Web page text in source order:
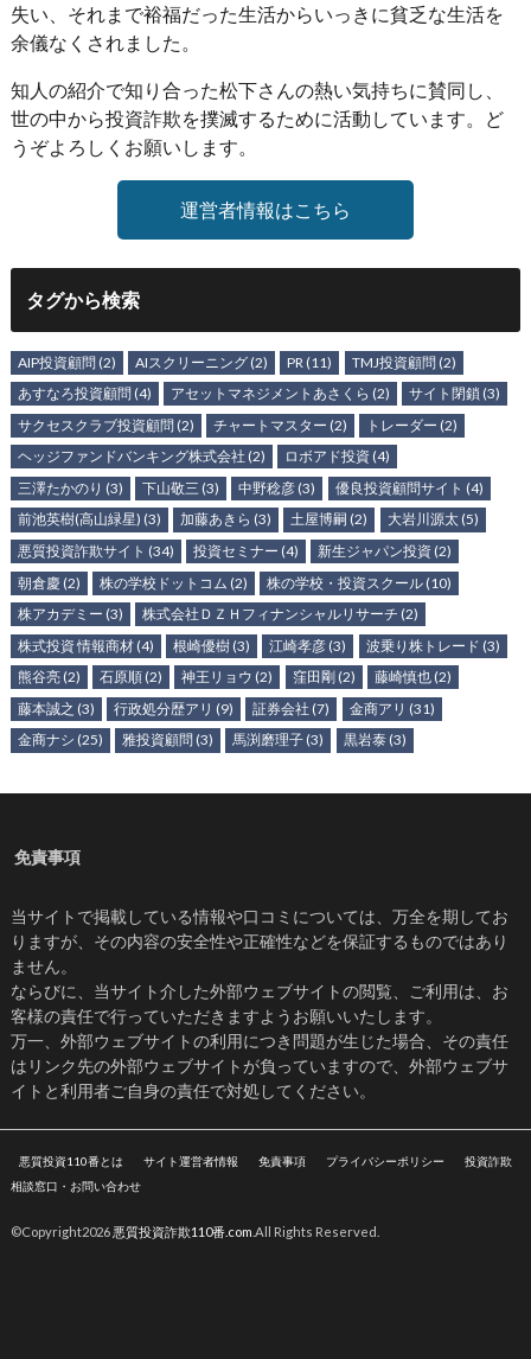
失い、それまで裕福だった生活からいっきに貧乏な生活を
余儀なくされました。
知人の紹介で知り合った松下さんの熱い気持ちに賛同し、
世の中から投資詐欺を撲滅するために活動しています。ど
うぞよろしくお願いします。
運営者情報はこちら
タグから検索
AIP投資顧問(2) AIスクリーニング (2) PR (11) TMJ投資顧問(2)
あすなろ投資顧問 (4) アセットマネジメントあさくら (2) サイト閉鎖 (3)
サクセスクラブ投資顧問 (2) チャートマスター (2) トレーダー (2)
ヘッジファンドバンキング株式会社 (2) ロボアド投資 (4)
三澤たかのり (3) 下山敬三 (3) 中野稔彦 (3) 優良投資顧問サイト (4)
前池英樹(高山緑星) (3) 加藤あきら (3) 土屋博嗣 (2) 大岩川源太(5)
悪質投資詐欺サイト (34) 投資セミナー (4) 新生ジャパン投資 (2)
朝倉慶 (2) 株の学校ドットコム (2) 株の学校・投資スクール (10)
株アカデミー (3) 株式会社ＤＺＨフィナンシャルリサーチ (2)
株式投資 情報商材(4) 根崎優樹 (3) 江崎孝彦 (3) 波乗り株トレード (3)
熊谷亮(2) 石原順 (2) 神王リョウ (2) 窪田剛(2) 藤崎慎也(2)
藤本誠之 (3) 行政処分歴アリ (9) 証券会社 (7) 金商アリ (31)
金商ナシ (25) 雅投資顧問 (3) 馬渕磨理子 (3) 黒岩泰(3)
免責事項
当サイトで掲載している情報や口コミについては、万全を期してお
りますが、その内容の安全性や正確性などを保証するものではあり
ません。
ならびに、当サイト介した外部ウェブサイトの閲覧、ご利用は、お
客様の責任で行っていただきますようお願いいたします。
万一、外部ウェブサイトの利用につき問題が生じた場合、その責任
はリンク先の外部ウェブサイトが負っていますので、外部ウェブサ
イトと利用者ご自身の責任で対処してください。
悪質投資110番とは サイト運営者情報 免責事項 プライバシーポリシー
投資詐欺
相談窓口・お問い合わせ
©Copyright2026 悪質投資詐欺110番.com .All Rights Reserved.